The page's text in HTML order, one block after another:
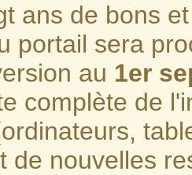
ans de bons
portail sera
au 1er
complète de
de nouvelles